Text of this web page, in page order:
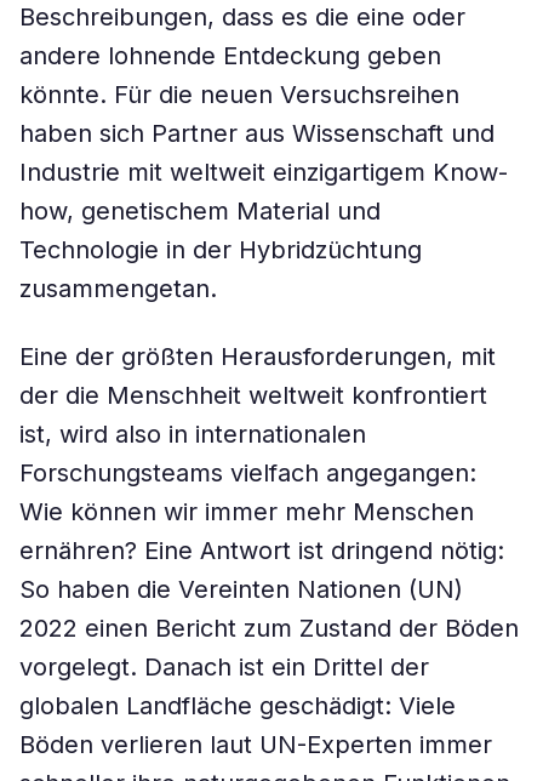
Beschreibungen, dass es die eine oder
andere lohnende Entdeckung geben
könnte. Für die neuen Versuchsreihen
haben sich Partner aus Wissenschaft und
Industrie mit weltweit einzigartigem Know-
how, genetischem Material und
Technologie in der Hybridzüchtung
zusammengetan.
Eine der größten Herausforderungen, mit
der die Menschheit weltweit konfrontiert
ist, wird also in internationalen
Forschungsteams vielfach angegangen:
Wie können wir immer mehr Menschen
ernähren? Eine Antwort ist dringend nötig:
So haben die Vereinten Nationen (UN)
2022 einen Bericht zum Zustand der Böden
vorgelegt. Danach ist ein Drittel der
globalen Landfläche geschädigt: Viele
Böden verlieren laut UN-Experten immer